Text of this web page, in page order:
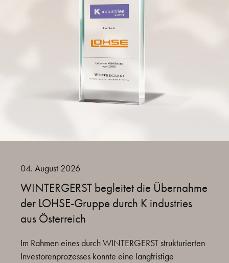
04. August 2026
WINTERGERST begleitet die Übernahme
der LOHSE-Gruppe durch K industries
aus Österreich
Im Rahmen eines durch WINTERGERST strukturierten
Investorenprozesses konnte eine langfristige